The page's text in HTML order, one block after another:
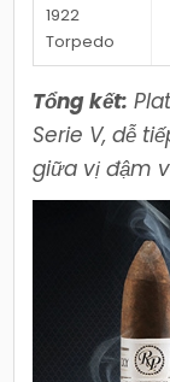
1922
Torpedo
Tổng kết:
Serie V, dễ
giữa vị đậm